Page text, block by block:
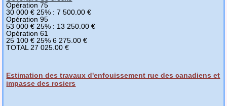
Opération 75
30 000 € 25% : 7 500.00 €
Opération 95
53 000 € 25% : 13 250.00 €
Opération 61
25 100 € 25% 6 275.00 €
TOTAL 27 025.00 €
Estimation des travaux d'enfouissement rue des canadiens et
impasse des rosiers